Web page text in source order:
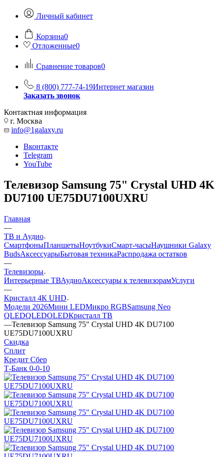
Личный кабинет
Корзина0
Отложенные0
Сравнение товаров0
8 (800) 777-74-19Интернет магазин
Заказать звонок
Контактная информация
г. Москва
info@1galaxy.ru
Вконтакте
Telegram
YouTube
Телевизор Samsung 75" Crystal UHD 4K
DU7100 UE75DU7100UXRU
Главная
—
ТВ и Аудио
СмартфоныПланшетыНоутбукиСмарт-часыНаушники Galaxy
BudsАксессуарыБытовая техникаРаспродажа остатков
—
Телевизоры
Интерьерные ТВАудиоАксессуары к телевизорамУслуги
—
Кристалл 4К UHD
Модели 2026Мини LEDМикро RGBSamsung Neo
QLEDQLEDOLEDКристалл ТВ
—Телевизор Samsung 75" Crystal UHD 4K DU7100
UE75DU7100UXRU
Скидка
Сплит
Кредит Сбер
Т-Банк 0-0-10